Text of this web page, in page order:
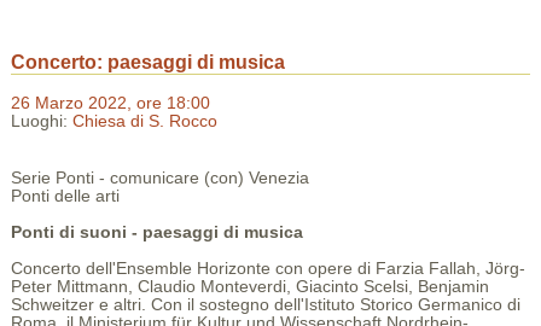
Concerto: paesaggi di musica
26 Marzo 2022, ore 18:00
Luoghi: Chiesa di S. Rocco
Serie Ponti - comunicare (con) Venezia
Ponti delle arti
Ponti di suoni - paesaggi di musica
Concerto dell'Ensemble Horizonte con opere di Farzia Fallah, Jörg-
Peter Mittmann, Claudio Monteverdi, Giacinto Scelsi, Benjamin
Schweitzer e altri. Con il sostegno dell'Istituto Storico Germanico di